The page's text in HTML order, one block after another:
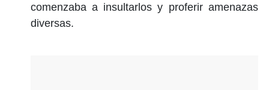
comenzaba a insultarlos y proferir amenazas
diversas.